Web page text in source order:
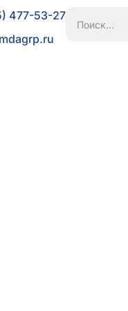
477-53-27